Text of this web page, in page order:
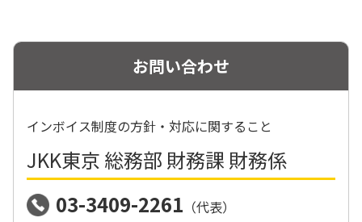
お問い合わせ
インボイス制度の方針・対応に関すること
JKK東京 総務部 財務課 財務係
03-3409-2261 （代表）